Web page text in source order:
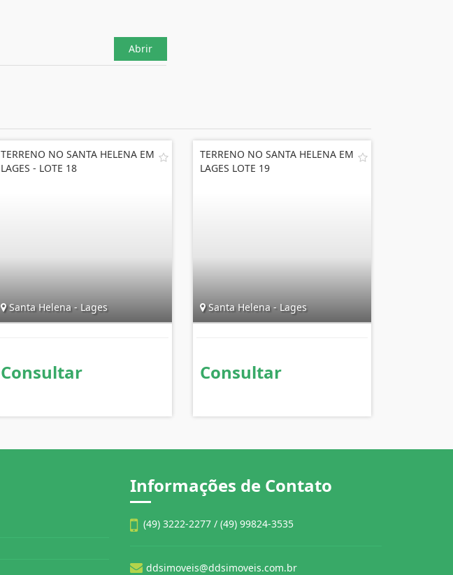
Abrir
TERRENO NO SANTA HELENA EM
LAGES - LOTE 18
Santa Helena - Lages
Consultar
TERRENO NO SANTA HELENA EM
LAGES LOTE 19
Santa Helena - Lages
Consultar
Informações de Contato
(49) 3222-2277 / (49) 99824-3535
ddsimoveis@ddsimoveis.com.br